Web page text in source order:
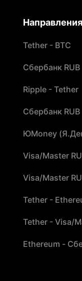
Tether - BTC
Сбербанк RUB
Ripple - Tether
Сбербанк
ЮMoney
Visa/Master
Visa/Master
Tether -
Tether - Visa/
Ethereum -